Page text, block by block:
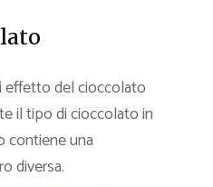
effetto del cioccolato
il tipo di cioccolato in
contiene una
diversa.